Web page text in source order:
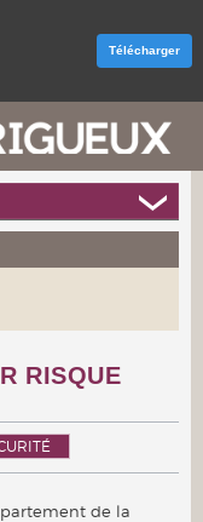
RISQUE
de la
Télécharger